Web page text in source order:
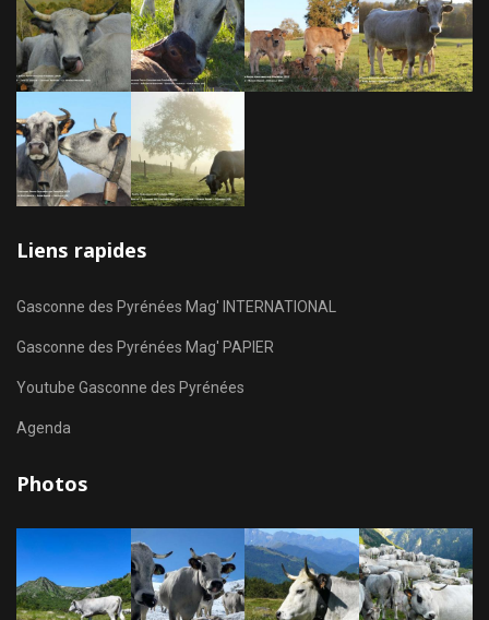
Liens rapides
Gasconne des Pyrénées Mag' INTERNATIONAL
Gasconne des Pyrénées Mag' PAPIER
Youtube Gasconne des Pyrénées
Agenda
Photos